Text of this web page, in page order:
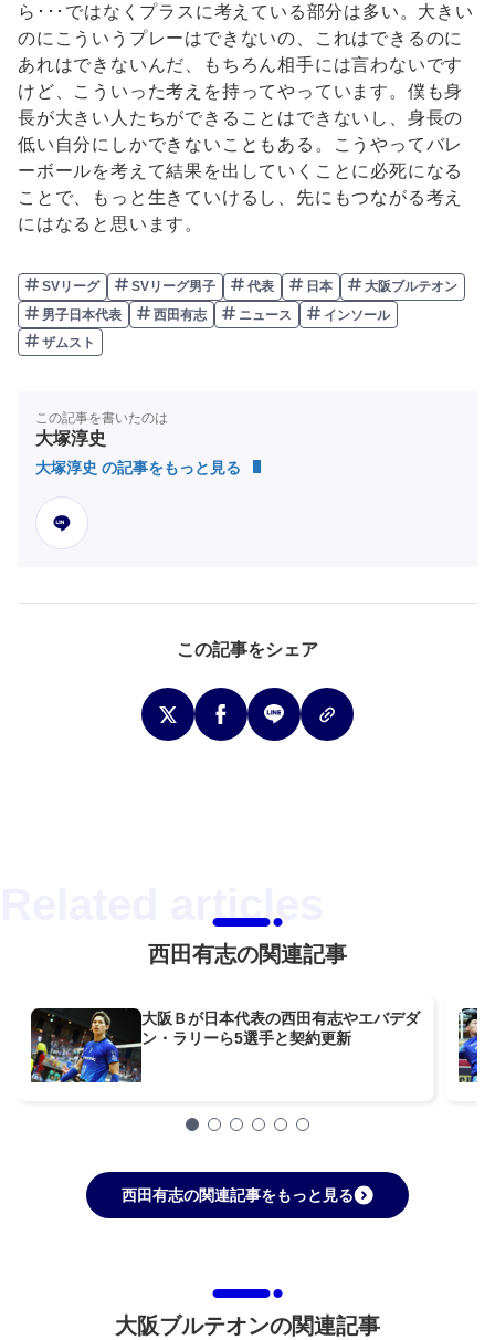
ら･･･ではなくプラスに考えている部分は多い。大きい
のにこういうプレーはできないの、これはできるのに
あれはできないんだ、もちろん相手には言わないです
けど、こういった考えを持ってやっています。僕も身
長が大きい人たちができることはできないし、身長の
低い自分にしかできないこともある。こうやってバレ
ーボールを考えて結果を出していくことに必死になる
ことで、もっと生きていけるし、先にもつながる考え
にはなると思います。
SVリーグ SVリーグ男子 代表 日本
大阪ブルテオン
男子日本代表
西田有志 ニュース
インソール
ザムスト
この記事を書いたのは
大塚淳史
大塚淳史 の記事をもっと見る
この記事をシェア
西田有志の関連記事
大阪Ｂが日本代表の西田有志やエバデダ
ン・ラリーら5選手と契約更新
西田有志の関連記事をもっと見る
大阪ブルテオンの関連記事